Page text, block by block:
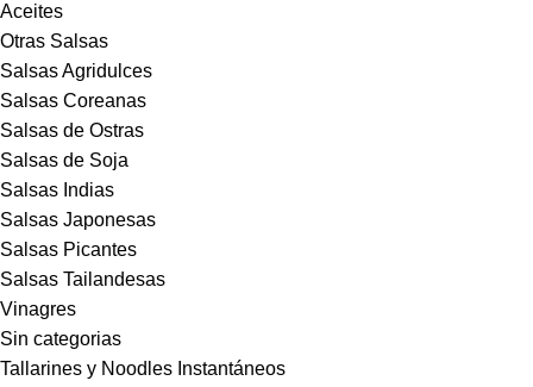
Aceites
Otras Salsas
Salsas Agridulces
Salsas Coreanas
Salsas de Ostras
Salsas de Soja
Salsas Indias
Salsas Japonesas
Salsas Picantes
Salsas Tailandesas
Vinagres
Sin categorias
Tallarines y Noodles Instantáneos